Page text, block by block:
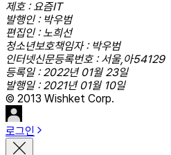
제호 : 요즘IT
발행인 : 박우범
편집인 : 노희선
청소년보호책임자 : 박우범
인터넷신문등록번호 : 서울,아54129
등록일 : 2022년 01월 23일
발행일 : 2021년 01월 10일
© 2013 Wishket Corp.
로그인